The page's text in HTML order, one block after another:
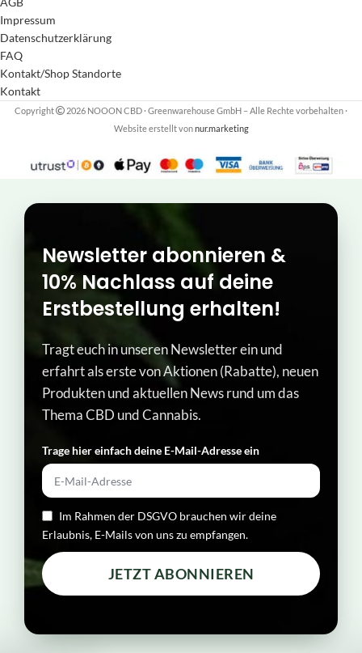
Impressum
Datenschutzerklärung
FAQ
Kontakt/Shop Standorte
Kontakt
Copyright 2026 NOOON CBD · Greenwarehouse GmbH – Alle Rechte vorbehalten·
Website erstellt vonnur.marketing
Newsletter abonnieren &
10% Nachlass auf deine
Erstbestellung erhalten!
Tragt euch in unseren Newsletter ein und
erfahrt als erste von Aktionen (Rabatte), neuen
Produkten und aktuellen News rund um das
Thema CBD und Cannabis.
Trage hier einfach deine E-Mail-Adresse ein​
Im Rahmen der DSGVO brauchen wir deine
Erlaubnis, E-Mails von uns zu empfangen.
JETZT ABONNIEREN